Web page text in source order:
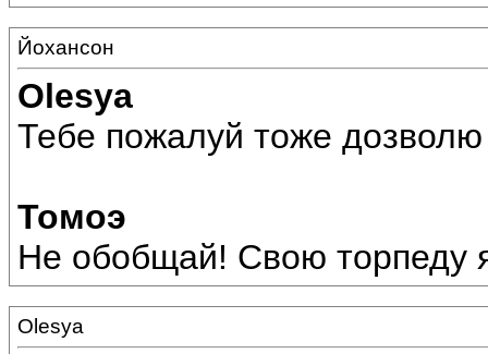
Йохансон
Olesya
Тебе пожалуй тоже
Томоэ
Не обобщай! Свою торпеду
Olesya